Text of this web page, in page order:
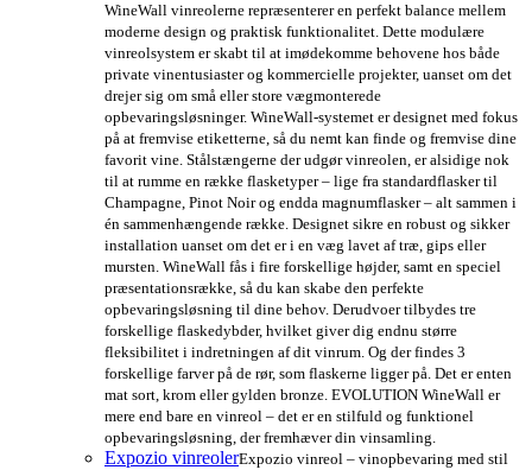
WineWall vinreolerne repræsenterer en perfekt balance mellem
moderne design og praktisk funktionalitet. Dette modulære
vinreolsystem er skabt til at imødekomme behovene hos både
private vinentusiaster og kommercielle projekter, uanset om det
drejer sig om små eller store vægmonterede
opbevaringsløsninger. WineWall-systemet er designet med fokus
på at fremvise etiketterne, så du nemt kan finde og fremvise dine
favorit vine. Stålstængerne der udgør vinreolen, er alsidige nok
til at rumme en række flasketyper – lige fra standardflasker til
Champagne, Pinot Noir og endda magnumflasker – alt sammen i
én sammenhængende række. Designet sikre en robust og sikker
installation uanset om det er i en væg lavet af træ, gips eller
mursten. WineWall fås i fire forskellige højder, samt en speciel
præsentationsrække, så du kan skabe den perfekte
opbevaringsløsning til dine behov. Derudvoer tilbydes tre
forskellige flaskedybder, hvilket giver dig endnu større
fleksibilitet i indretningen af dit vinrum. Og der findes 3
forskellige farver på de rør, som flaskerne ligger på. Det er enten
mat sort, krom eller gylden bronze. EVOLUTION WineWall er
mere end bare en vinreol – det er en stilfuld og funktionel
opbevaringsløsning, der fremhæver din vinsamling.
Expozio vinreolerExpozio vinreol – vinopbevaring med stil